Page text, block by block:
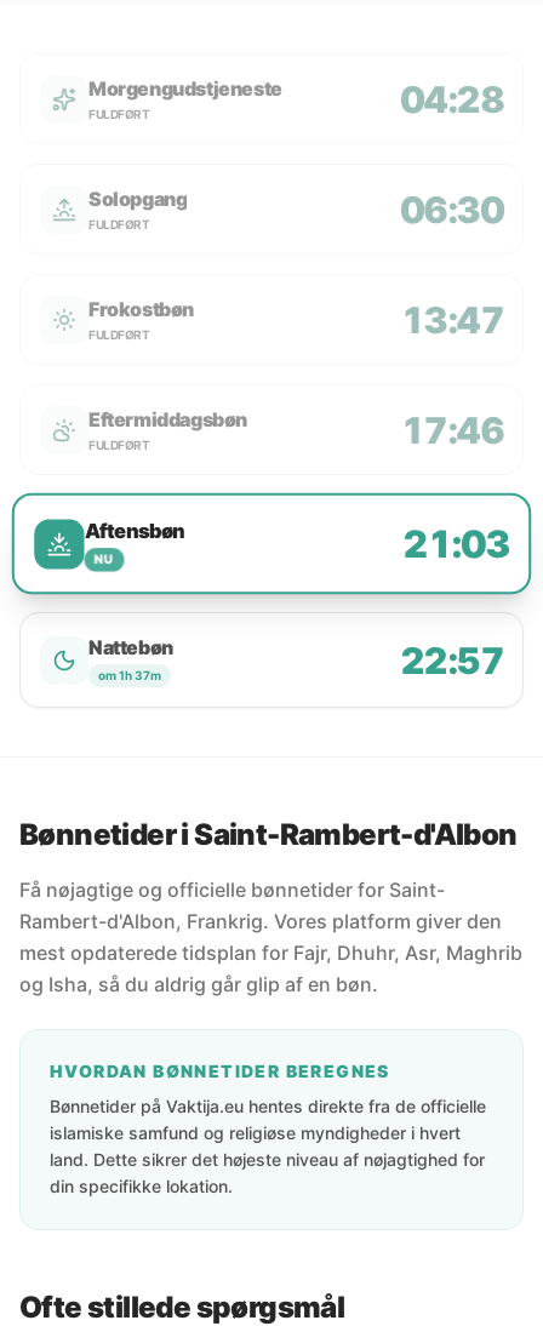
Morgengudstjeneste
FULDFØRT 04:28
Solopgang
FULDFØRT 06:30
Frokostbøn
FULDFØRT 13:47
Eftermiddagsbøn
FULDFØRT 17:46
Aftensbøn
NU 21:03
Nattebøn
om 1h 37m 22:57
Bønnetider i Saint-Rambert-d'Albon
Få nøjagtige og officielle bønnetider for Saint-
Rambert-d'Albon, Frankrig. Vores platform giver den
mest opdaterede tidsplan for Fajr, Dhuhr, Asr, Maghrib
og Isha, så du aldrig går glip af en bøn.
HVORDAN BØNNETIDER BEREGNES
Bønnetider på Vaktija.eu hentes direkte fra de officielle
islamiske samfund og religiøse myndigheder i hvert
land. Dette sikrer det højeste niveau af nøjagtighed for
din specifikke lokation.
Ofte stillede spørgsmål